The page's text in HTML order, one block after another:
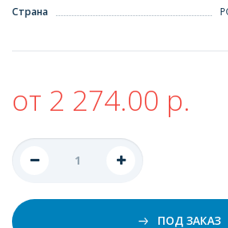
Страна
от 2 274.00 р.
ПОД ЗАКАЗ